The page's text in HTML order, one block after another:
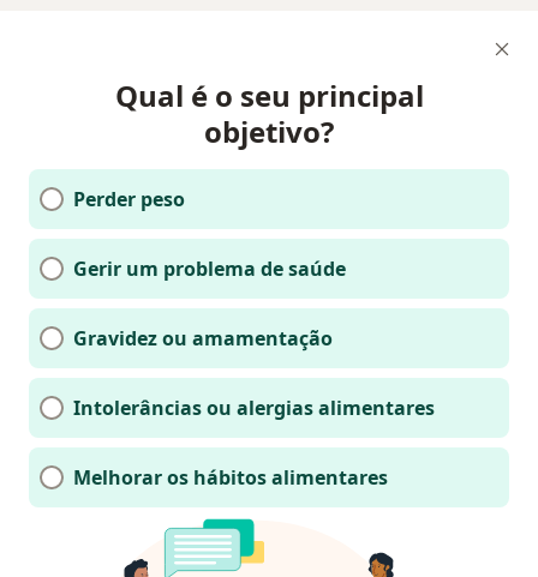
Qual é o seu principal
objetivo?
Perder peso
Gerir um problema de saúde
Gravidez ou amamentação
Intolerâncias ou alergias alimentares
Melhorar os hábitos alimentares